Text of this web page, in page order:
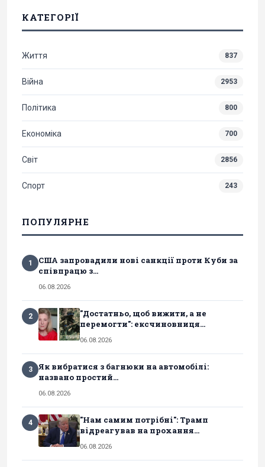
КАТЕГОРІЇ
Життя 837
Війна 2953
Політика 800
Економіка 700
Світ 2856
Спорт 243
ПОПУЛЯРНЕ
1
США запровадили нові санкції проти Куби за
співпрацю з...
06.08.2026
2
"Достатньо, щоб вижити, а не
перемогти": ексчиновниця...
06.08.2026
3
Як вибратися з багнюки на автомобілі:
названо простий...
06.08.2026
4
"Нам самим потрібні": Трамп
відреагував на прохання...
06.08.2026